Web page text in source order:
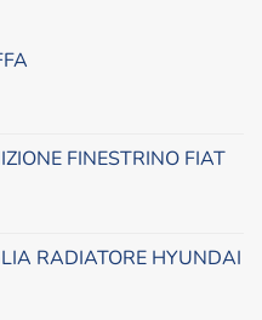
FINESTRINO FIAT
RADIATORE HYUNDAI